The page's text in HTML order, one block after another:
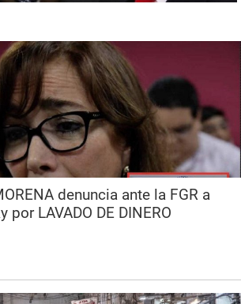
denuncia ante la FGR a
por LAVADO DE DINERO